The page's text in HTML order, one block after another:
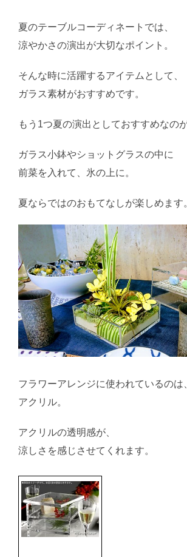
夏のテーブルコーディネートでは、
涼やかさの演出が大切なポイント。
そんな時に活躍するアイテムとして、
ガラス素材がおすすめです。
もう1つ夏の演出としておすすめなの
ガラス小鉢やショットグラスの中に
前菜を入れて、氷の上に。
夏ならではのおもてなしが楽しめます
フラワーアレンジに使われているのは
アクリル。
アクリルの透明感が、
涼しさを感じさせてくれます。